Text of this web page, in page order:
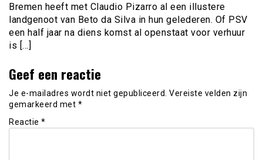
Bremen heeft met Claudio Pizarro al een illustere
landgenoot van Beto da Silva in hun gelederen. Of PSV
een half jaar na diens komst al openstaat voor verhuur
is […]
Geef een reactie
Je e-mailadres wordt niet gepubliceerd. Vereiste velden zijn
gemarkeerd met *
Reactie *